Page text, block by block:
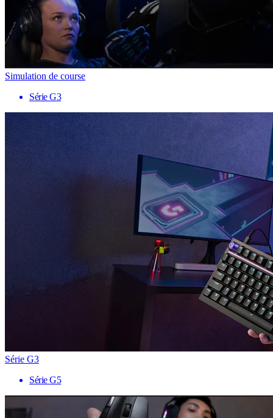
Simulation de course
Série G3
Série G3
Série G5